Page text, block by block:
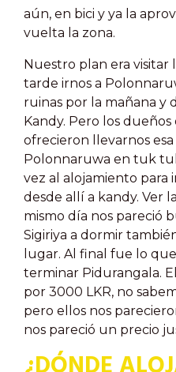
aún, en bici y ya la
vuelta la zona.
Nuestro plan era visitar
tarde irnos a
ruinas por la mañana y
Kandy. Pero los
ofrecieron llevarnos
Polonnaruwa en tuk
vez al alojamiento para
desde allí a kandy. Ver
mismo día nos pareció
Sigiriya a dormir
lugar. Al final fue lo
terminar Pidurangala.
por 3000 LKR, no
pero ellos nos
nos pareció un precio